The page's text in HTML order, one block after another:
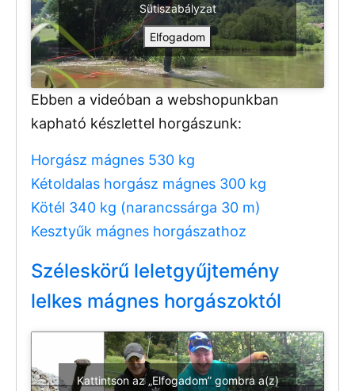
Sütiszabályzat
Elfogadom
Ebben a videóban a webshopunkban
kapható készlettel horgászunk:
Horgász mágnes 530 kg
Kétoldalas horgász mágnes 300 kg
Kötél 340 kg (narancssárga 30 m)
Kesztyűk mágnes horgászathoz
Széleskörű leletgyűjtemény
lelkes mágnes horgászoktól
Kattintson az „Elfogadom” gombra a(z)